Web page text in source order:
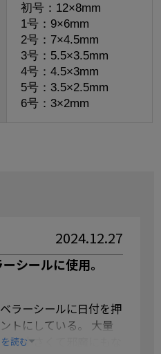
初号：12×8mm
1号：9×6mm
2号：7×4.5mm
3号：5.5×3.5mm
4号：4.5×3mm
5号：3.5×2.5mm
6号：3×2mm
2024.12.27
シールに使用。
ラーシールに日付を押
トにしている。 大量
て小さくて邪魔にもな
読む